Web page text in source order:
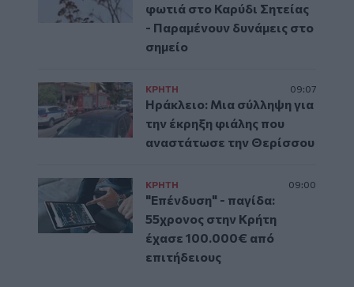
φωτιά στο Καρύδι Σητείας
- Παραμένουν δυνάμεις στο
σημείο
ΚΡΗΤΗ 09:07
Ηράκλειο: Μια σύλληψη για
την έκρηξη φιάλης που
αναστάτωσε την Θερίσσου
ΚΡΗΤΗ 09:00
"Επένδυση" - παγίδα:
55χρονος στην Κρήτη
έχασε 100.000€ από
επιτήδειους